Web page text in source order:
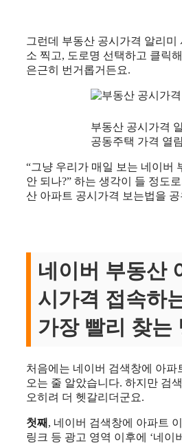
그런데 부동산 공시가격 알리미
소 찍고, 도로명 선택하고 클릭
은근히 번거롭거든요.
부동산 공시가격
공동주택 가격 열
“그냥 우리가 매일 보는 네이버
안 되나?” 하는 생각이 들 정도
산 아파트 공시가격 보는법을
네이버 부동산
시가격 접속하
가장 빨리 찾는
처음에는 네이버 검색창에 아파
오는 줄 알았습니다. 하지만 검
오히려 더 헷갈리더군요.
첫째 , 네이버 검색창에 아파트
링크 등 광고 영역 이후에 ‘네이